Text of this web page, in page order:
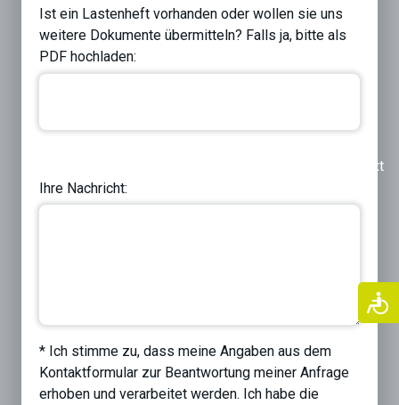
Ist ein Lastenheft vorhanden oder wollen sie uns
weitere Dokumente übermitteln? Falls ja, bitte als
PDF hochladen:
Next
Ihre Nachricht:
* Ich stimme zu, dass meine Angaben aus dem
Kontaktformular zur Beantwortung meiner Anfrage
erhoben und verarbeitet werden. Ich habe die